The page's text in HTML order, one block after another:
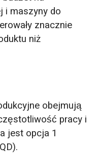
i maszyny do
znacznie
niż
obejmują
pracy i
jest opcja 1